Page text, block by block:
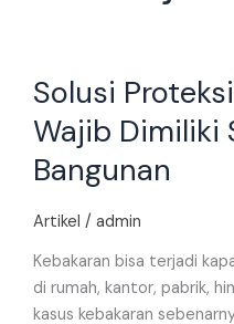
Solusi
Wajib Dimiliki
Bangunan
Artikel / admin
Kebakaran bisa terjadi
di rumah, kantor, pabrik,
kasus kebakaran
Proteksi
yang
Wajib
Setiap